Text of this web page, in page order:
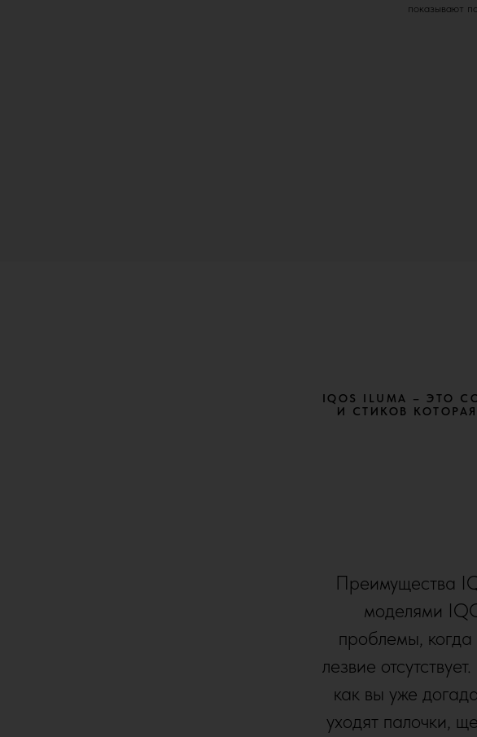
показывают
IQOS ILUMA – ЭТО
И СТИКОВ
Преимущества
моделями
проблемы, когда
лезвие
как вы уже
уходят палочки,